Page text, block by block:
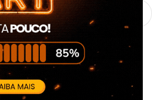
ONLINE DE
PARA BOMBEIRO
E ÁREA DA